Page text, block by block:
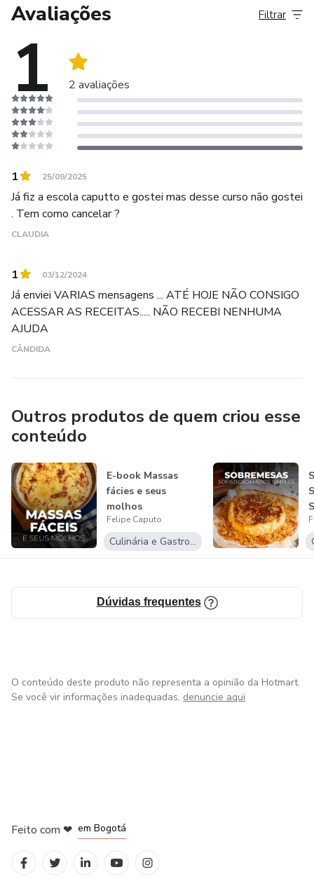
Avaliações
1 2 avaliações
Filtrar
1 25/09/2025
Já fiz a escola caputto e gostei mas desse curso não gostei
. Tem como cancelar ?
CLAUDIA
1 03/12/2024
Já enviei VARIAS mensagens ... ATÉ HOJE NÃO CONSIGO
ACESSAR AS RECEITAS..... NÃO RECEBI NENHUMA
AJUDA
CÂNDIDA
Outros produtos de quem criou esse
conteúdo
E-book Massas
fácies e seus
molhos
Felipe Caputo
Culinária e Gastronomia
Dúvidas frequentes
O conteúdo deste produto não representa a opinião da Hotmart.
Se você vir informações inadequadas, denuncie aqui
Feito com ❤ em Bogotá